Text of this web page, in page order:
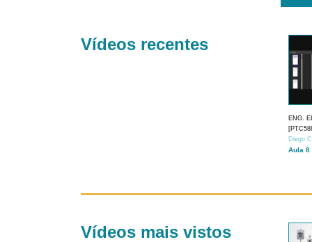
Vídeos recentes
ENG.
Diego
Aula 8
Vídeos mais vistos